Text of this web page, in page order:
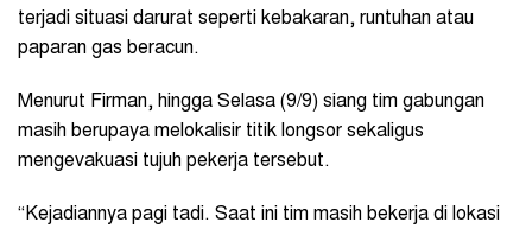
terjadi situasi darurat seperti kebakaran, runtuhan atau
paparan gas beracun.
Menurut Firman, hingga Selasa (9/9) siang tim gabungan
masih berupaya melokalisir titik longsor sekaligus
mengevakuasi tujuh pekerja tersebut.
“Kejadiannya pagi tadi. Saat ini tim masih bekerja di lokasi